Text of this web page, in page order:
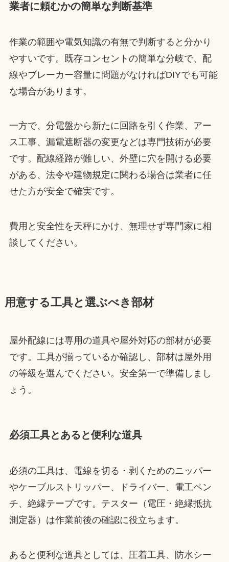
業者に頼むかの簡単な判断基準
作業の範囲や電気知識の有無で判断すると分かり
やすいです。既存コンセントの簡単な分岐で、配
線やブレーカー容量に問題がなければDIYでも可能
な場合があります。
一方で、分電盤から新たに回路を引く作業、アー
ス工事、漏電遮断器の変更などは専門技術が必要
です。配線経路が難しい、外壁に穴を開ける必要
がある、法令や建物規定に関わる場合は業者に任
せた方が安全で確実です。
費用と安全性を天秤にかけ、無理せず専門家に相
談してください。
用意する工具と選ぶべき部材
屋外配線には専用の道具や屋外対応の部材が必要
です。工具が揃っているか確認し、部材は屋外用
の等級を選んでください。安全第一で準備しまし
ょう。
必須工具とあると便利な道具
必須の工具は、電線を切る・剥くためのニッパー
やケーブルストリッパー、ドライバー、電工ペン
チ、絶縁テープです。テスター（電圧・絶縁抵抗
測定器）は作業前後の確認に役立ちます。
あると便利な道具としては、圧着工具、防水シー